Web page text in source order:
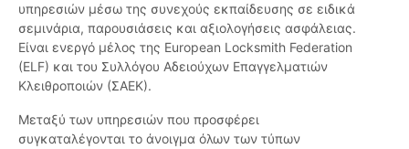
υπηρεσιών μέσω της συνεχούς εκπαίδευσης σε ειδικά
σεμινάρια, παρουσιάσεις και αξιολογήσεις ασφάλειας.
Είναι ενεργό μέλος της European Locksmith Federation
(ELF) και του Συλλόγου Αδειούχων Επαγγελματιών
Κλειθροποιών (ΣΑΕΚ).
Μεταξύ των υπηρεσιών που προσφέρει
συγκαταλέγονται το άνοιγμα όλων των τύπων